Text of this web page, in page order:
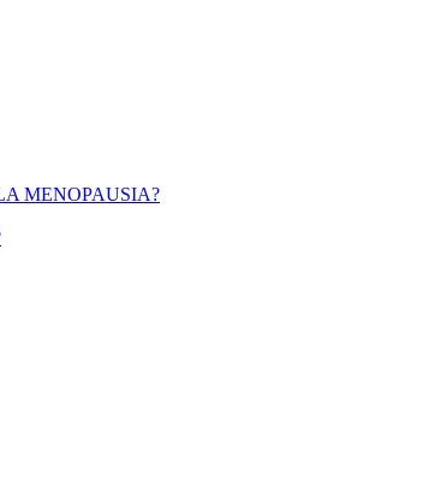
MENOPAUSIA?